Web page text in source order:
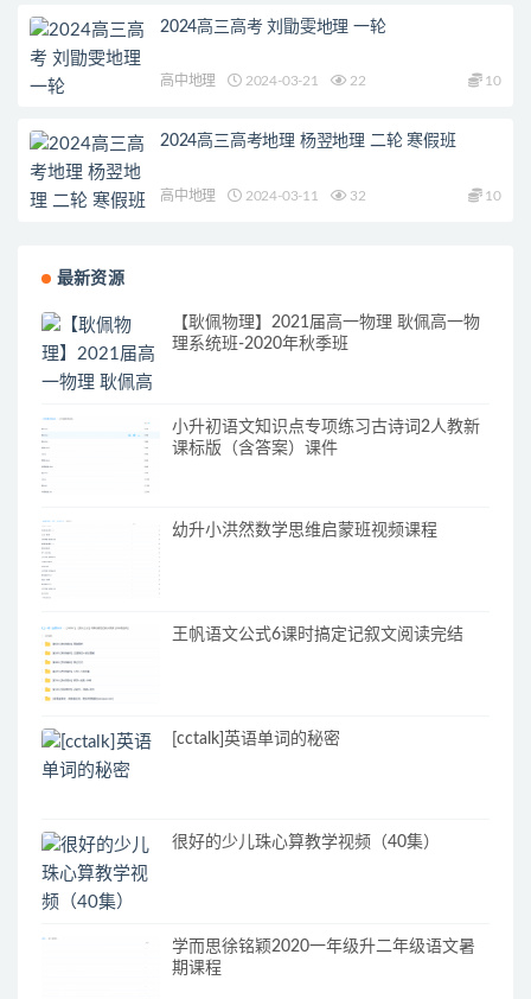
2024高三高考 刘勖雯地理 一轮
高中地理 2024-03-21 22 10
2024高三高考地理 杨翌地理 二轮 寒假班
高中地理 2024-03-11 32 10
最新资源
【耿佩物理】2021届高一物理 耿佩高一物
理系统班-2020年秋季班
小升初语文知识点专项练习古诗词2人教新
课标版（含答案）课件
幼升小洪然数学思维启蒙班视频课程
王帆语文公式6课时搞定记叙文阅读完结
[cctalk]英语单词的秘密
很好的少儿珠心算教学视频（40集）
学而思徐铭颖2020一年级升二年级语文暑
期课程